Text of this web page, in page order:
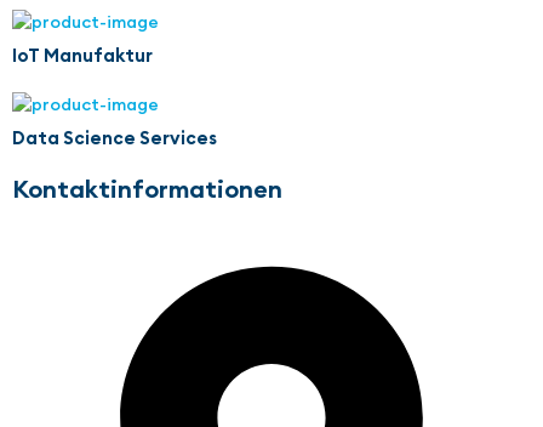
IoT Manufaktur
Data Science Services
Kontaktinformationen